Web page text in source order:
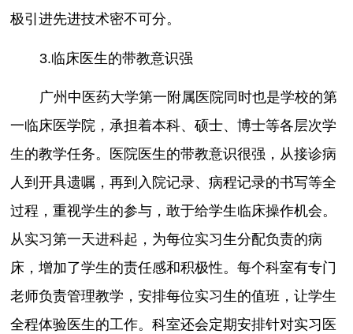
极引进先进技术密不可分。
3.临床医生的带教意识强
广州中医药大学第一附属医院同时也是学校的第
一临床医学院，承担着本科、硕士、博士等各层次学
生的教学任务。医院医生的带教意识很强，从接诊病
人到开具遗嘱，再到入院记录、病程记录的书写等全
过程，重视学生的参与，敢于给学生临床操作机会。
从实习第一天进科起，为每位实习生分配负责的病
床，增加了学生的责任感和积极性。每个科室有专门
老师负责管理教学，安排每位实习生的值班，让学生
全程体验医生的工作。科室还会定期安排针对实习医